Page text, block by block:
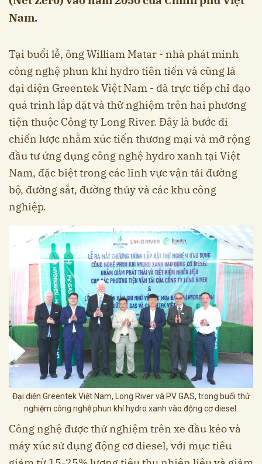
Nam.
Tại buổi lễ, ông William Matar - nhà phát minh
công nghệ phun khí hydro tiên tiến và cũng là
đại diện Greentek Việt Nam - đã trực tiếp chỉ đạo
quá trình lắp đặt và thử nghiệm trên hai phương
tiện thuộc Công ty Long River. Đây là bước đi
chiến lược nhằm xúc tiến thương mại và mở rộng
đầu tư ứng dụng công nghệ hydro xanh tại Việt
Nam, đặc biệt trong các lĩnh vực vận tải đường
bộ, đường sắt, đường thủy và các khu công
nghiệp.
Đại diện Greentek Việt Nam, Long River và PV GAS, trong buổi thử
nghiệm công nghệ phun khí hydro xanh vào động cơ diesel.
Công nghệ được thử nghiệm trên xe đầu kéo và
máy xúc sử dụng động cơ diesel, với mục tiêu